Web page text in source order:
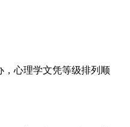
，心理学文凭等级排列顺